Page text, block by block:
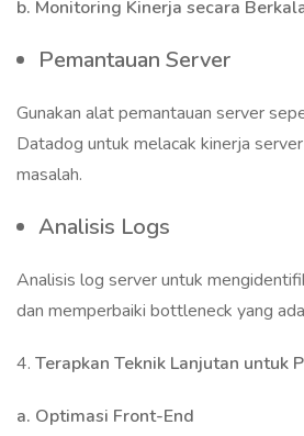
b. Monitoring Kinerja secara
Pemantauan Server
Gunakan alat pemantauan server
Datadog untuk melacak kinerja
masalah.
Analisis Logs
Analisis log server untuk
dan memperbaiki bottleneck yang
4. Terapkan Teknik Lanjutan untuk
a. Optimasi Front-End